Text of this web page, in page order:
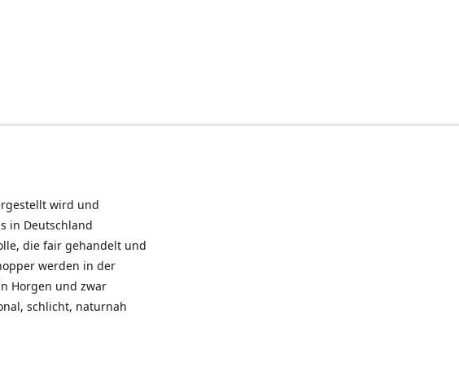
wird und
in Deutschland
die fair gehandelt und
werden in der
Horgen und zwar
schlicht, naturnah